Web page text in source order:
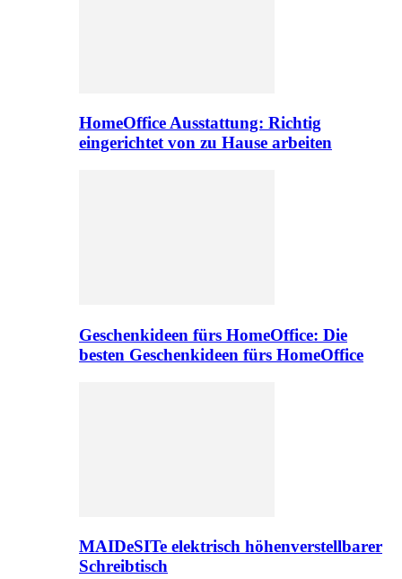
HomeOffice Ausstattung: Richtig
eingerichtet von zu Hause arbeiten
Geschenkideen fürs HomeOffice: Die
besten Geschenkideen fürs HomeOffice
MAIDeSITe elektrisch höhenverstellbarer
Schreibtisch